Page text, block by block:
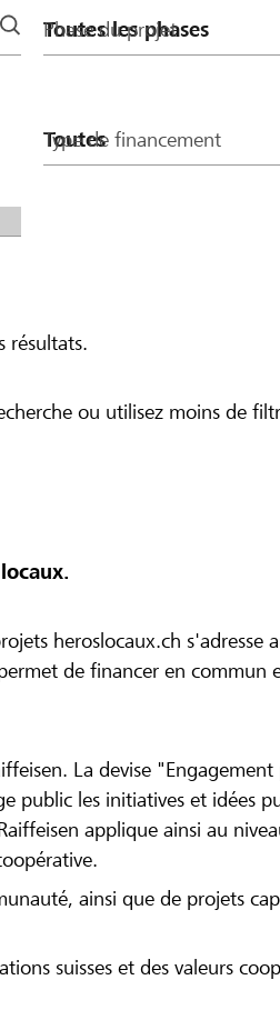
Phase du projet
Type de financement
résultats.
ou utilisez moins de
heroslocaux.ch s'adresse
de financer en commun
La devise "Engagement
public les initiatives et idées
applique ainsi au
ainsi que de projets
suisses et des valeurs